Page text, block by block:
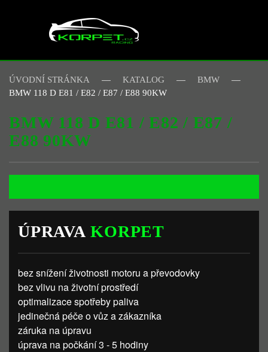
Skip to main content
ÚVODNÍ STRÁNKA KATALOG
BMW
BMW 118 D E81 / E82 / E87 / E88 90KW
BMW 118 D E81 / E82 / E87 /
E88 90KW
ÚPRAVAKORPET
bez snížení životnosti motoru a převodovky
bez vlivu na životní prostředí
optimalizace spotřeby paliva
jedinečná péče o vůz a zákazníka
záruka na úpravu
úprava na počkání 3 - 5 hodiny